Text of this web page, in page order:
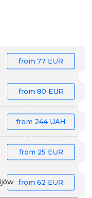
from 77 EUR
from 80 EUR
from 244 UAH
from 25 EUR
from 62 EUR